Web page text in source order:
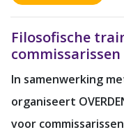
Filosofische
commissarissen
In samenwerking
organiseert
voor